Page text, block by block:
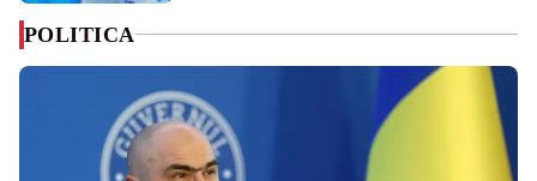
POLITICA